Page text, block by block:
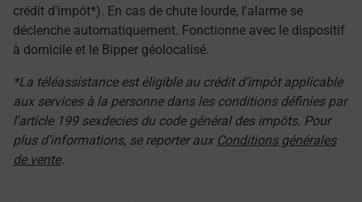
crédit d'impôt*). En cas de chute lourde, l'alarme se
déclenche automatiquement. Fonctionne avec le dispositif
à domicile et le Bipper géolocalisé.
*La téléassistance est éligible au crédit d'impôt applicable
aux services à la personne dans les conditions définies par
l'article 199 sexdecies du code général des impôts. Pour
plus d'informations, se reporter aux Conditions générales
de vente.